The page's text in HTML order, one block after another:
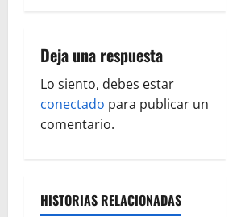
c
i
ó
Deja una respuesta
Lo siento, debes estar
conectado para publicar un
comentario.
HISTORIAS RELACIONADAS